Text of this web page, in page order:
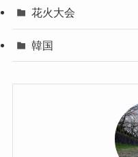
花火大会
韓国